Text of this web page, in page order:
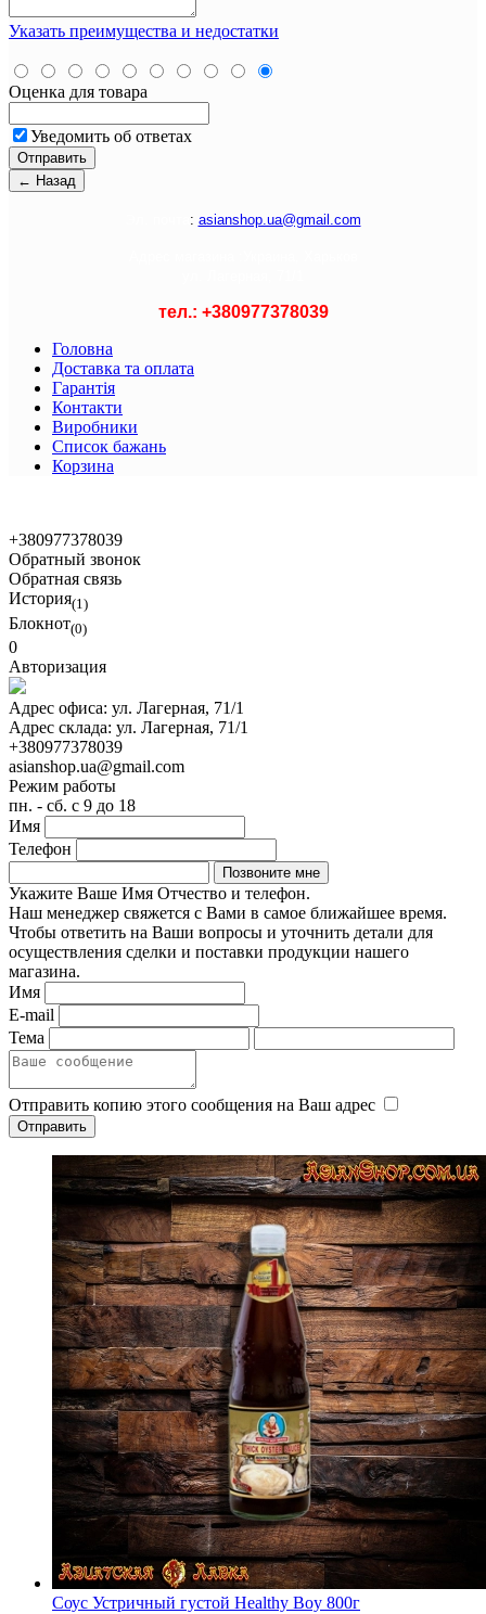
Указать преимущества и недостатки
Оценка для товара
Уведомить об ответах
: asianshop.ua@gmail.com
тел.: +380977378039
Головна
Доставка та оплата
Гарантія
Контакти
Виробники
Список бажань
Корзина
+380977378039
Обратный звонок
Обратная связь
История(1)
Блокнот(0)
0
Авторизация
Адрес офиса: ул. Лагерная, 71/1
Адрес склада: ул. Лагерная, 71/1
+380977378039
asianshop.ua@gmail.com
Режим работы
пн. - сб. с 9 до 18
Имя
Телефон
Укажите Ваше Имя Отчество и телефон.
Наш менеджер свяжется с Вами в самое ближайшее время.
Чтобы ответить на Ваши вопросы и уточнить детали для
осуществления сделки и поставки продукции нашего
магазина.
Имя
E-mail
Тема
Отправить копию этого сообщения на Ваш адрес
Соус Устричный густой Healthy Boy 800г